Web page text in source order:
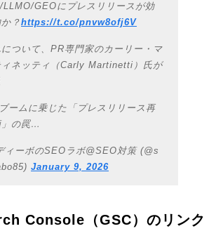
GEOにプレスリリースが効
？ https://t.co/pnvw8ofj6V
について、PR専門家のカーリー・マ
ィネッティ（Carly Martinetti）氏が
ームに乗じた「プレスリリース再
」の罠…
ーボのSEOラボ@SEO対策 (@s
January 9, 2026
Console（GSC）のリンク